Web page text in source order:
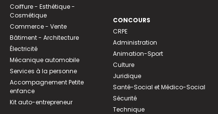
Coiffure - Esthétique -
Cosmétique
Commerce - Vente
Bâtiment - Architecture
Électricité
Mécanique automobile
Services à la personne
Accompagnement Petite
enfance
Kit auto-entrepreneur
CONCOURS
CRPE
Administration
Animation-Sport
Culture
Juridique
Santé-Social et Médico-Social
Sécurité
Technique